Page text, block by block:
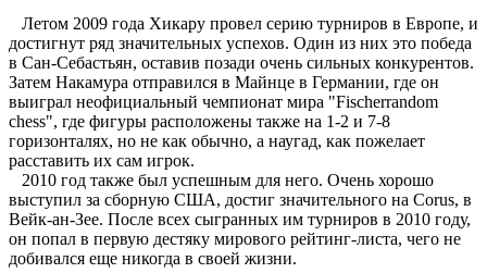
Летом 2009 года Хикару провел серию турниров в Европе, и
достигнут ряд значительных успехов. Один из них это победа
в Сан-Себастьян, оставив позади очень сильных конкурентов.
Затем Накамура отправился в Майнце в Германии, где он
выиграл неофициальный чемпионат мира "Fischerrandom
chess", где фигуры расположены также на 1-2 и 7-8
горизонталях, но не как обычно, а наугад, как пожелает
расставить их сам игрок.
2010 год также был успешным для него. Очень хорошо
выступил за сборную США, достиг значительного на Corus, в
Вейк-ан-Зее. После всех сыгранных им турниров в 2010 году,
он попал в первую дестяку мирового рейтинг-листа, чего не
добивался еще никогда в своей жизни.